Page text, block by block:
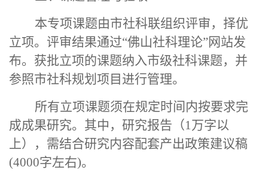
本专项课题由市社科联组织评审，择优
立项。评审结果通过“佛山社科理论”网站发
布。获批立项的课题纳入市级社科课题，并
参照市社科规划项目进行管理。
所有立项课题须在规定时间内按要求完
成成果研究。 其中，研究报告（1万字以
上），需结合研究内容配套产出政策建议稿
(4000字左右)。